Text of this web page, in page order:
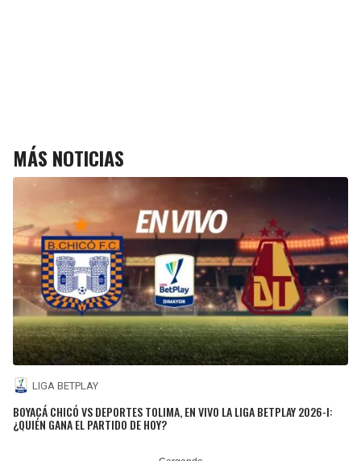
MÁS NOTICIAS
LIGA BETPLAY
BOYACÁ CHICÓ VS DEPORTES TOLIMA, EN VIVO LA LIGA BETPLAY 2026-I:
¿QUIÉN GANA EL PARTIDO DE HOY?